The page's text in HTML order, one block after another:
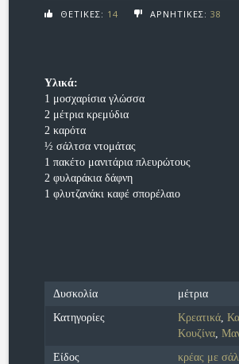
ΘΕΤΙΚΕΣ: 14 ΑΡΝΗΤΙΚΕΣ: 38
Υλικά:
1 μοσχαρίσια γλώσσα
2 μέτρια κρεμύδια
2 καρότα
½ σάλτσα ντομάτας
1 πακέτο μανιτάρια πλευρώτους
2 φυλαράκια δάφνη
1 φλυτζανάκι καφέ σπορέλαιο
Δυσκολία
μέτρια
Κατηγορίες
Κρεατικά,
Κουζίνα,
Είδος
κρέας με